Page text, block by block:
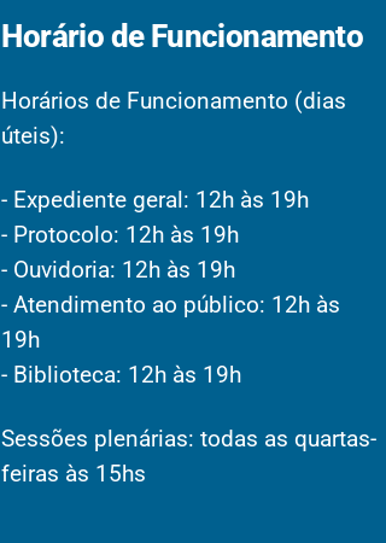
Horário de Funcionamento
Horários de Funcionamento (dias
úteis):
- Expediente geral: 12h às 19h
- Protocolo: 12h às 19h
- Ouvidoria: 12h às 19h
- Atendimento ao público: 12h às
19h
- Biblioteca: 12h às 19h
Sessões plenárias: todas as quartas-
feiras às 15hs